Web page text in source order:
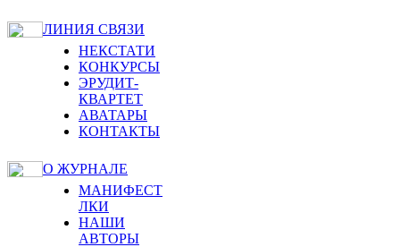
ЛИНИЯ СВЯЗИ
НЕКСТАТИ
КОНКУРСЫ
ЭРУДИТ-
КВАРТЕТ
АВАТАРЫ
КОНТАКТЫ
О ЖУРНАЛЕ
МАНИФЕСТ
ЛКИ
НАШИ
АВТОРЫ